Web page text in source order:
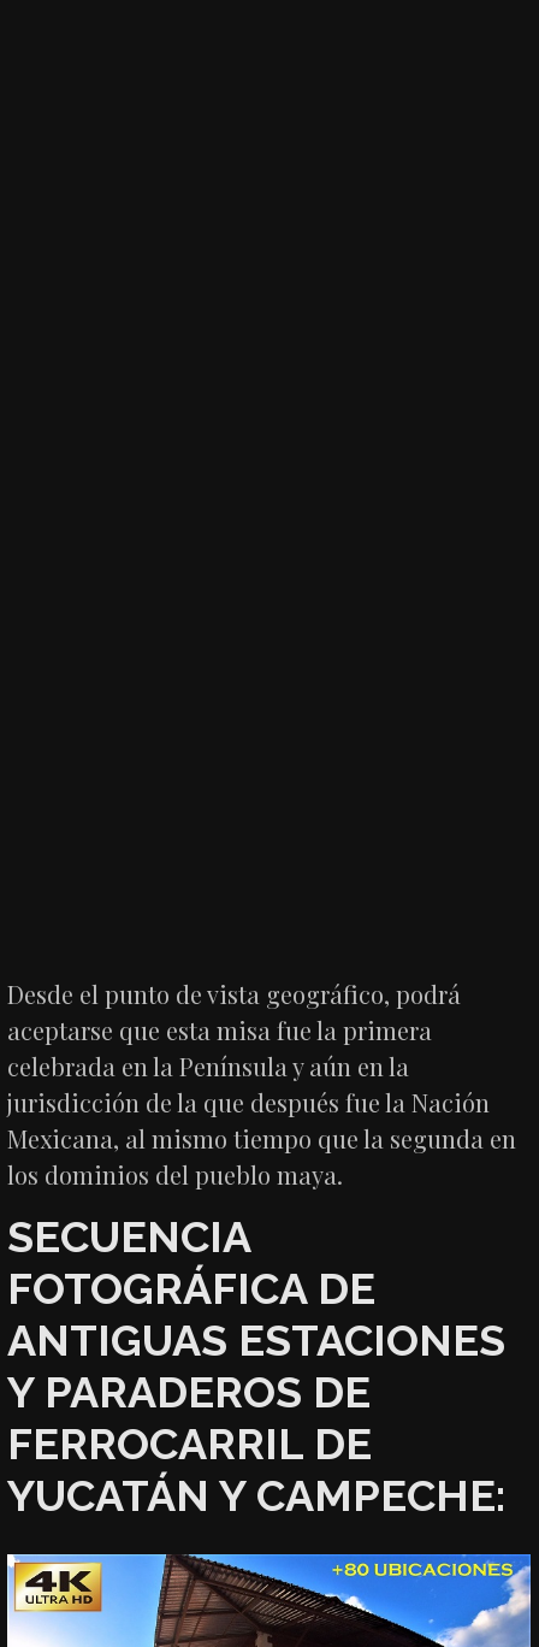
Desde el punto de vista geográfico, podrá
aceptarse que esta misa fue la primera
celebrada en la Península y aún en la
jurisdicción de la que después fue la Nación
Mexicana, al mismo tiempo que la segunda en
los dominios del pueblo maya.
SECUENCIA
FOTOGRÁFICA DE
ANTIGUAS ESTACIONES
Y PARADEROS DE
FERROCARRIL DE
YUCATÁN Y CAMPECHE: